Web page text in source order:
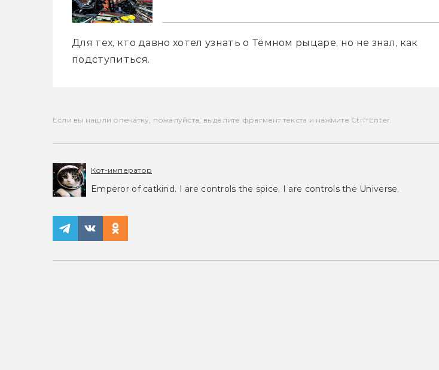
Для тех, кто давно хотел узнать о Тёмном рыцаре, но не знал, как
подступиться.
Если вы нашли опечатку, пожалуйста, выделите фрагмент текста и нажмите Ctrl+Enter.
Кот-император
Emperor of catkind. I are controls the spice, I are controls the Universe.